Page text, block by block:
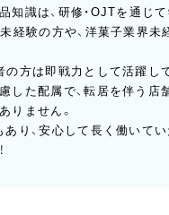
知識は、研修・OJTを通じ
未経験の方や、洋菓子業界
の方は即戦力として活躍し
した配属で、転居を伴う店
りません。
あり、安心して長く働いて